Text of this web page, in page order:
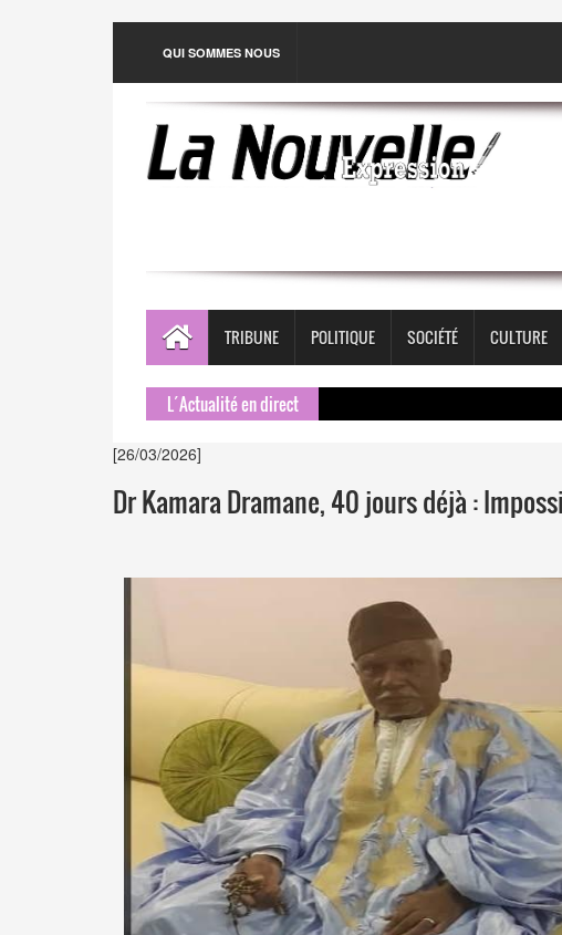
QUI SOMMES NOUS
TRIBUNE POLITIQUE SOCIÉTÉ CULTURE
L´Actualité en direct
[26/03/2026]
Dr Kamara Dramane, 40 jours déjà :